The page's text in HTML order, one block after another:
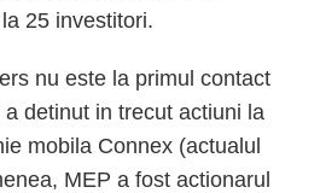
25 investitori.
nu este la primul contact
detinut in trecut actiuni la
mobila Connex (actualul
MEP a fost actionarul